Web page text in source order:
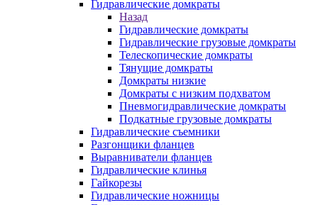
Гидравлические домкраты
Назад
Гидравлические домкраты
Гидравлические грузовые домкраты
Телескопические домкраты
Тянущие домкраты
Домкраты низкие
Домкраты с низким подхватом
Пневмогидравлические домкраты
Подкатные грузовые домкраты
Гидравлические съемники
Разгонщики фланцев
Выравниватели фланцев
Гидравлические клинья
Гайкорезы
Гидравлические ножницы